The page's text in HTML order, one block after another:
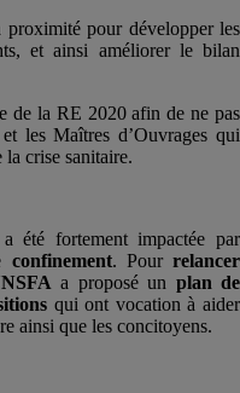
pour développer les
et ainsi améliorer le bilan
de la RE 2020 afin de ne pas
les Maîtres d’Ouvrages qui
la crise sanitaire.
a été fortement impactée par
confinement. Pourrelancer
a proposé un plan de
qui ont vocation à aider
ainsi que les concitoyens.